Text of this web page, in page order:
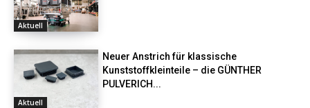
Aktuell
Aktuell
Neuer Anstrich für klassische
Kunststoffkleinteile – die GÜNTHER
PULVERICH...